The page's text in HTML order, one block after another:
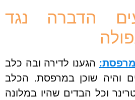
הדברה נגד
הגענו לדירה ובה כלב
והיה שוכן במרפסת. הכלב
וכל הבדים שהיו במלונה